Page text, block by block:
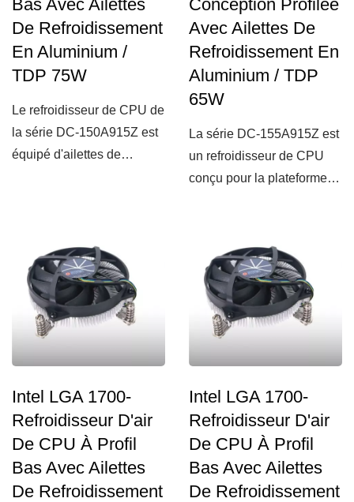
Bas Avec Ailettes
De Refroidissement
En Aluminium /
TDP 75W
Le refroidisseur de CPU de
la série DC-150A915Z est
équipé d'ailettes de
Conception Profilée
Avec Ailettes De
Refroidissement En
Aluminium / TDP
65W
La série DC-155A915Z est
un refroidisseur de CPU
conçu pour la plateforme
Intel LGA 1700-
Refroidisseur D'air
De CPU À Profil
Bas Avec Ailettes
De Refroidissement
Intel LGA 1700-
Refroidisseur D'air
De CPU À Profil
Bas Avec Ailettes
De Refroidissement